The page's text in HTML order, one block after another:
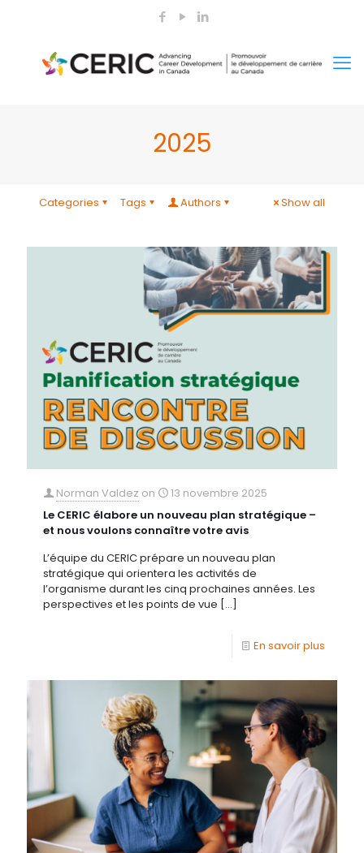
2025
Categories Tags Authors Show all
Norman Valdez on
13 novembre 2025
Le CERIC élabore un nouveau plan stratégique –
et nous voulons connaître votre avis
L’équipe du CERIC prépare un nouveau plan
stratégique qui orientera les activités de
l’organisme durant les cinq prochaines années. Les
perspectives et les points de vue […]
En savoir plus